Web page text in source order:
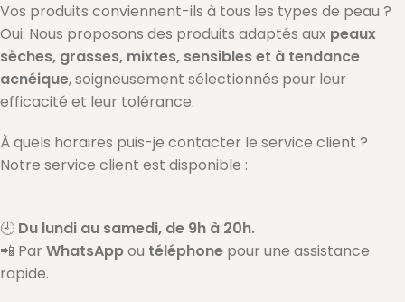
Vos produits conviennent-ils à tous les types de peau ?
Oui. Nous proposons des produits adaptés aux peaux
sèches, grasses, mixtes, sensibles et à tendance
acnéique, soigneusement sélectionnés pour leur
efficacité et leur tolérance.
À quels horaires puis-je contacter le service client ?
Notre service client est disponible :
🕘 Du lundi au samedi, de 9h à 20h.
📲 Par WhatsAppou téléphone pour une assistance
rapide.